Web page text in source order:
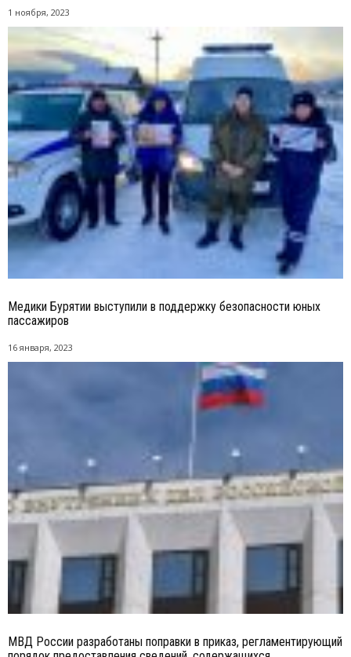
1 ноября, 2023
Медики Бурятии выступили в поддержку безопасности юных
пассажиров
16 января, 2023
МВД России разработаны поправки в приказ, регламентирующий